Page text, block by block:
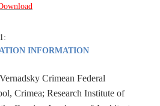
INFORMATION
Crimean Federal
Crimea; Research Institute of